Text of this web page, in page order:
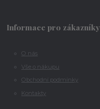
Informace pro zákazníky
O nás
Vše o nákupu
Obchodní podmínky
Kontakty